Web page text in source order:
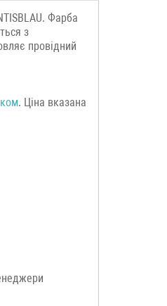
Фарба
з
провідний
. Ціна вказана